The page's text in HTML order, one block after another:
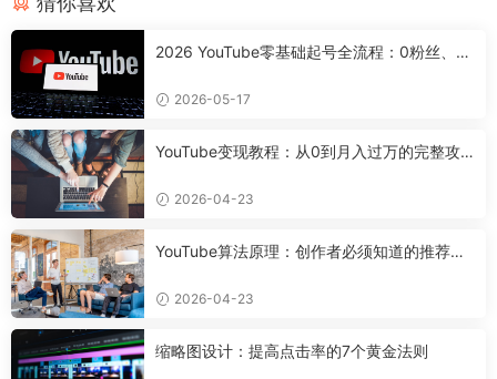
2026 YouTube零基础起号全流程：0粉丝、0
2026-05-17
YouTube变现教程：从0到月入过万的完整攻
2026-04-23
YouTube算法原理：创作者必须知道的推荐机
2026-04-23
缩略图设计：提高点击率的7个黄金法则